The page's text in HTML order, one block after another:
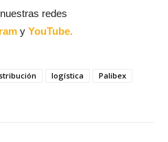
redes
y YouTube.
logística
Palibex